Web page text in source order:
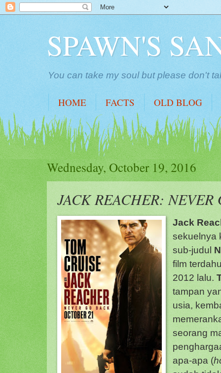
SPAWN'S
You can take my soul but please don't
HOME FACTS OLD BLOG
Wednesday, October 19, 2016
JACK REACHER: NEVER
Jack
sekuelnya
sub-judul
film
2012 lalu.
tampan
usia,
seorang
apa-apa (